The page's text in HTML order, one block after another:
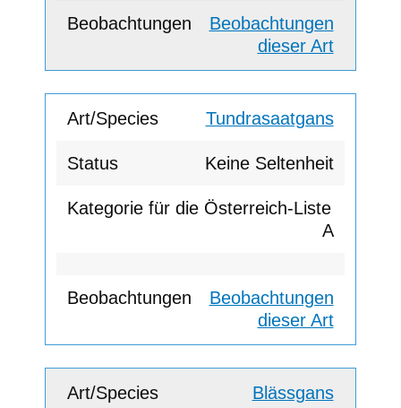
Beobachtungen
dieser Art
Tundrasaatgans
Keine Seltenheit
A
Beobachtungen
dieser Art
Blässgans